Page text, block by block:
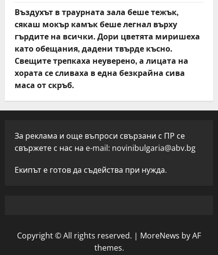
Въздухът в траурната зала беше тежък,
сякаш мокър камък беше легнал върху
гърдите на всички. Дори цветята миришеха
като обещания, дадени твърде късно.
Свещите трепкаха неуверено, а лицата на
хората се сливаха в една безкрайна сива
маса от скръб.
За реклама и още въпроси свързани с ПР се
свържете с нас на e-mail: novinibulgaria@abv.bg
Екипът е готов да съдейства при нужда.
Copyright © All rights reserved. | MoreNews by AF
themes.